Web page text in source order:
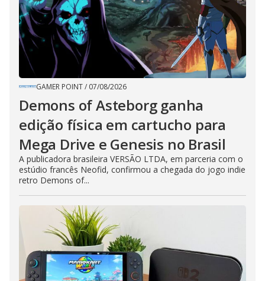
GAMER POINT/ 07/08/2026
Demons of Asteborg ganha
edição física em cartucho para
Mega Drive e Genesis no Brasil
A publicadora brasileira VERSÃO LTDA, em parceria com o
estúdio francês Neofid, confirmou a chegada do jogo indie
retro Demons of...